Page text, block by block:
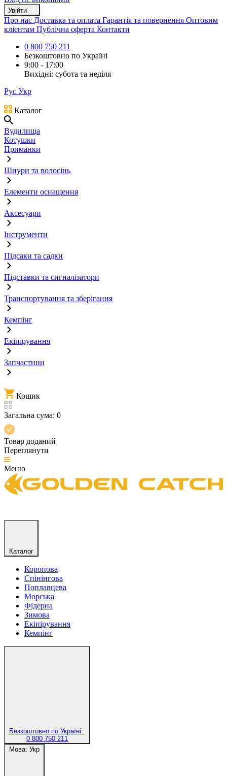
Увійти
Про нас Доставка та оплата Гарантія та повернення Оптовим
клієнтам Публічна оферта Контакти
0 800 750 211
Безкоштовно по Україні
9:00 - 17:00
Вихідні: субота та неділя
Рус Укр
Каталог
Вудилища
Котушки
Приманки
Шнури та волосінь
Елементи оснащення
Аксесуари
Інструменти
Підсаки та садки
Підставки та сигналізатори
Транспортування та зберігання
Кемпінг
Екіпірування
Запчастини
Кошик
Загальна сума: 0
Товар доданий
Переглянути
Меню
Каталог
Коропова
Спінінгова
Поплавцева
Морська
Фідерна
Зимова
Екіпірування
Кемпінг
Безкоштовно по Україні:
0 800 750 211
Мова: Укр